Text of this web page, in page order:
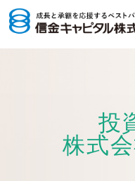
投
株式